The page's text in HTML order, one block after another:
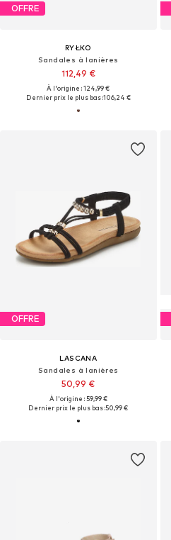
OFFRE
RYŁKO
Sandales à lanières
112,49 €
À l'origine : 124,99 €
Dernier prix le plus bas :106,24 €
OFFRE
LASCANA
Sandales à lanières
50,99 €
À l'origine : 59,99 €
Dernier prix le plus bas :50,99 €